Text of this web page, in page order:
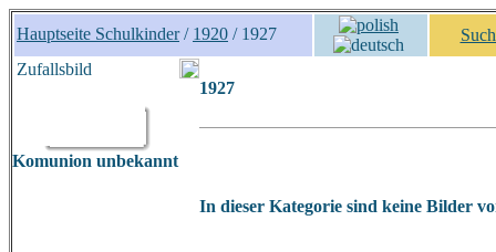
Hauptseite Schulkinder/ 1920 / 1927
Zufallsbild
Komunion unbekannt
1927
In dieser Kategorie sind keine Bilder